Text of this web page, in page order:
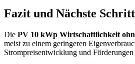
Fazit und Nächste
Die PV 10 kWp Wirtschaftlichkeit
meist zu einem geringeren
Strompreisentwicklung und Förderungen